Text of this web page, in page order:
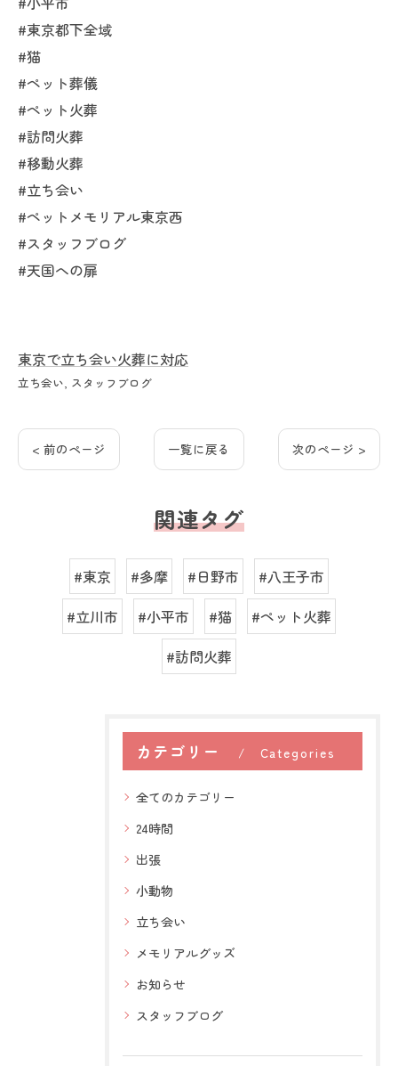
#東京都下全域
#猫
#ペット葬儀
#ペット火葬
#訪問火葬
#移動火葬
#立ち会い
#ペットメモリアル東京西
#スタッフブログ
#天国への扉
東京で立ち会い火葬に対応
立ち会い スタッフブログ
< 前のページ 一覧に戻る 次のページ >
関連タグ
#東京 #多摩 #日野市
#八王子市
#立川市
#小平市 #猫
#ペット火葬
#訪問火葬
カテゴリー Categories
全てのカテゴリー
24時間
出張
小動物
立ち会い
メモリアルグッズ
お知らせ
スタッフブログ